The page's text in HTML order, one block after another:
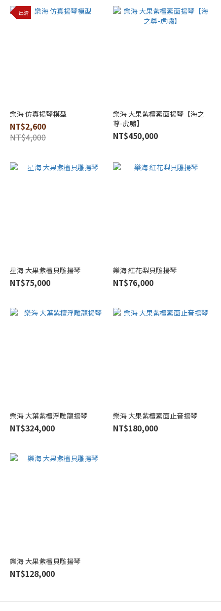
出清
樂海 仿真揚琴模型
NT$2,600
NT$4,000
樂海 大果紫檀素面揚琴【海之
尊-虎嘯】
NT$450,000
星海 大果紫檀貝雕揚琴
NT$75,000
樂海 紅花梨貝雕揚琴
NT$76,000
樂海 大葉紫檀浮雕龍揚琴
NT$324,000
樂海 大果紫檀素面止音揚琴
NT$180,000
樂海 大果紫檀貝雕揚琴
NT$128,000